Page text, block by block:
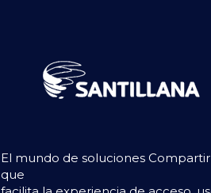
El mundo de soluciones
que